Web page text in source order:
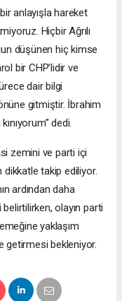
anlayışla hareket
Hiçbir Ağrılı
düşünen hiç kimse
bir CHP’lidir ve
dair bilgi
gitmiştir. İbrahim
dedi.
zemini ve parti içi
dikkatle takip ediliyor.
ardından daha
olayın parti
yaklaşım
getirmesi bekleniyor.